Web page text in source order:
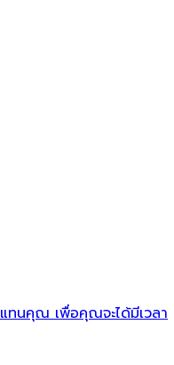
แทนคุณ เพื่อคุณจะได้มีเวลา